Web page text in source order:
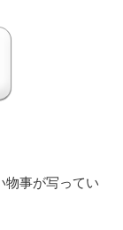
物事が写ってい